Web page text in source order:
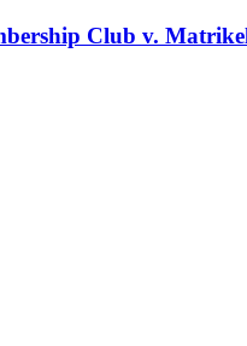
Club v.